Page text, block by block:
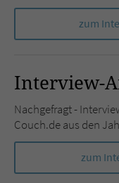
zum
Interview-
Nachgefragt -
Couch.de aus den
zum